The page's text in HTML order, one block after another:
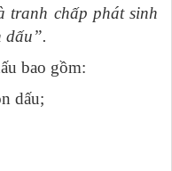
tranh chấp phát sinh
dấu”.
bao gồm:
dấu;